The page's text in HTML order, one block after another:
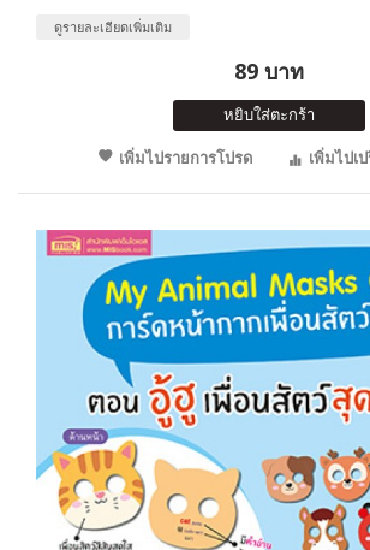
ดูรายละเอียดเพิ่มเติม
89 บาท
หยิบใส่ตะกร้า
เพิ่มไปรายการโปรด
เพิ่มไปเ